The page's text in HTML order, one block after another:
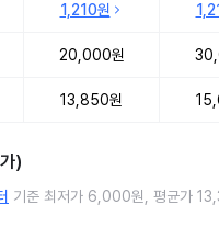
1,210원
20,000원
13,850원
)
기준 최저가 6,000원, 평균가